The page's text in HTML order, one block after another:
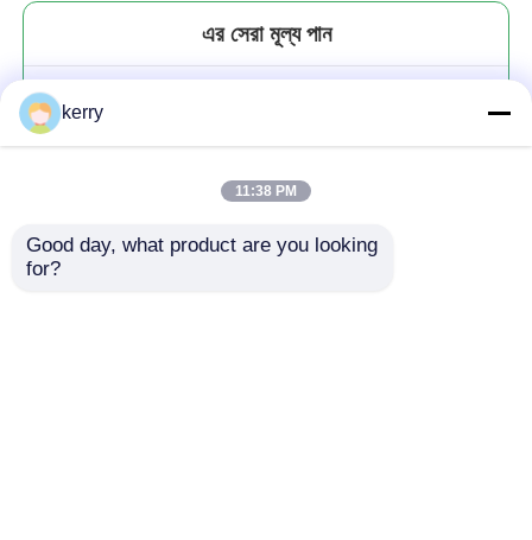
এর সেরা মূল্য পান
kerry
11:38 PM
Good day, what product are you looking
for?